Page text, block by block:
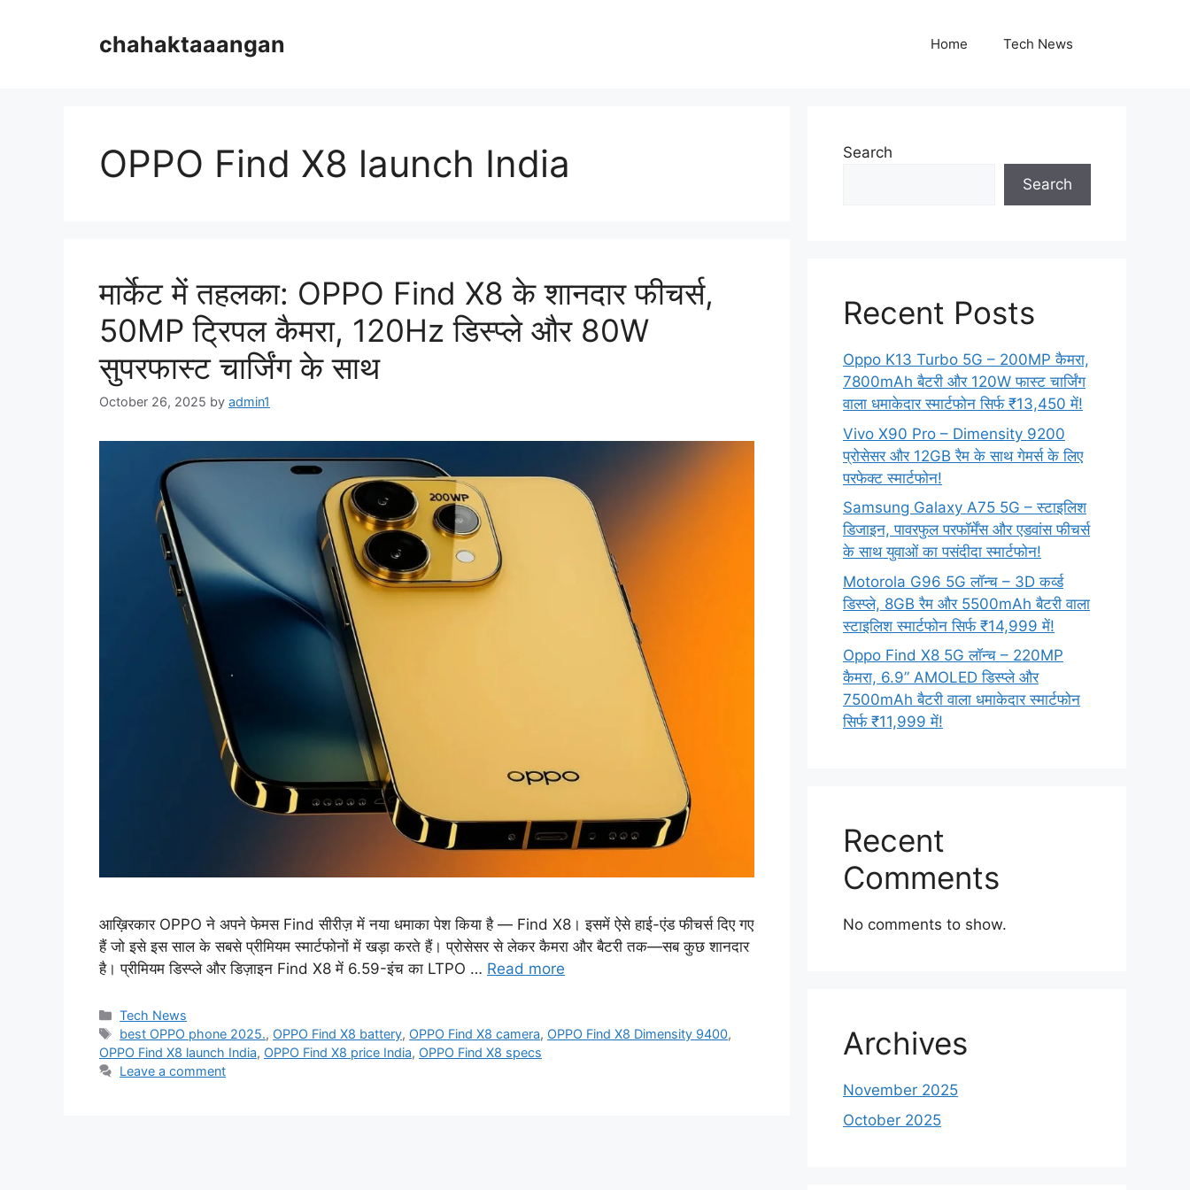
chahaktaaangan Home Tech News
OPPO Find X8 launch India
मार्केट में तहलका: OPPO Find X8 के शानदार फीचर्स,
50MP ट्रिपल कैमरा, 120Hz डिस्प्ले और 80W
सुपरफास्ट चार्जिंग के साथ
October 26, 2025 by admin1
आख़िरकार OPPO ने अपने फेमस Find सीरीज़ में नया धमाका पेश किया है — Find X8। इसमें ऐसे हाई-एंड फीचर्स दिए गए
हैं जो इसे इस साल के सबसे प्रीमियम स्मार्टफोनों में खड़ा करते हैं। प्रोसेसर से लेकर कैमरा और बैटरी तक—सब कुछ शानदार
है। प्रीमियम डिस्प्ले और डिज़ाइन Find X8 में 6.59-इंच का LTPO … Read more
Categories
Tech News
Tags
best OPPO phone 2025., OPPO Find X8 battery, OPPO Find X8 camera, OPPO Find X8 Dimensity 9400,
OPPO Find X8 launch India, OPPO Find X8 price India, OPPO Find X8 specs
Leave a comment
Search
Search
Recent Posts
Oppo K13 Turbo 5G – 200MP कैमरा,
7800mAh बैटरी और 120W फास्ट चार्जिंग
वाला धमाकेदार स्मार्टफोन सिर्फ ₹13,450 में!
Vivo X90 Pro – Dimensity 9200
प्रोसेसर और 12GB रैम के साथ गेमर्स के लिए
परफेक्ट स्मार्टफोन!
Samsung Galaxy A75 5G – स्टाइलिश
डिजाइन, पावरफुल परफॉर्मेंस और एडवांस फीचर्स
के साथ युवाओं का पसंदीदा स्मार्टफोन!
Motorola G96 5G लॉन्च – 3D कर्व्ड
डिस्प्ले, 8GB रैम और 5500mAh बैटरी वाला
स्टाइलिश स्मार्टफोन सिर्फ ₹14,999 में!
Oppo Find X8 5G लॉन्च – 220MP
कैमरा, 6.9” AMOLED डिस्प्ले और
7500mAh बैटरी वाला धमाकेदार स्मार्टफोन
सिर्फ ₹11,999 में!
Recent
Comments
No comments to show.
Archives
November 2025
October 2025